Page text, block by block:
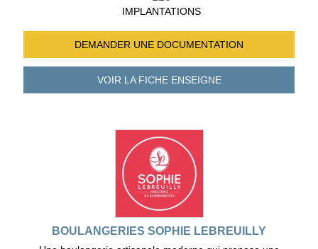
IMPLANTATIONS
DEMANDER UNE DOCUMENTATION
VOIR LA FICHEENSEIGNE
BOULANGERIES SOPHIE LEBREUILLY